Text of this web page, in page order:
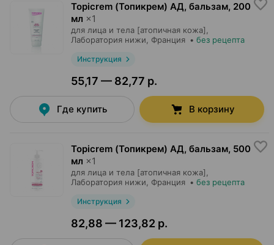
Topicrem (Топикрем) АД, бальзам, 200
мл ×1
для лица и тела [атопичная кожа],
Лаборатория нижи , Франция • без рецепта
Инструкция
55,17 — 82,77 р.
Где купить В корзину
Topicrem (Топикрем) АД, бальзам, 500
мл ×1
для лица и тела [атопичная кожа],
Лаборатория нижи , Франция • без рецепта
Инструкция
82,88 — 123,82 р.